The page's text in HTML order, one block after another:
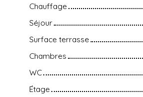
Chauffage
Séjour
Surface terrasse
Chambres
WC
Étage